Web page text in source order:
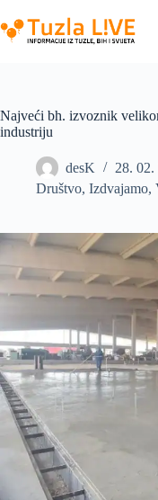
to
content
Najveći bh. izvoznik
industriju
desK
28. 02.
Društvo, Izdvajamo,